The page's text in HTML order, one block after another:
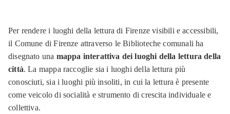
Per rendere i luoghi della lettura di Firenze visibili e accessibili,
il Comune di Firenze attraverso le Biblioteche comunali ha
disegnato una mappa interattiva dei luoghi della lettura della
città. La mappa raccoglie sia i luoghi della lettura più
conosciuti, sia i luoghi più insoliti, in cui la lettura è presente
come veicolo di socialità e strumento di crescita individuale e
collettiva.